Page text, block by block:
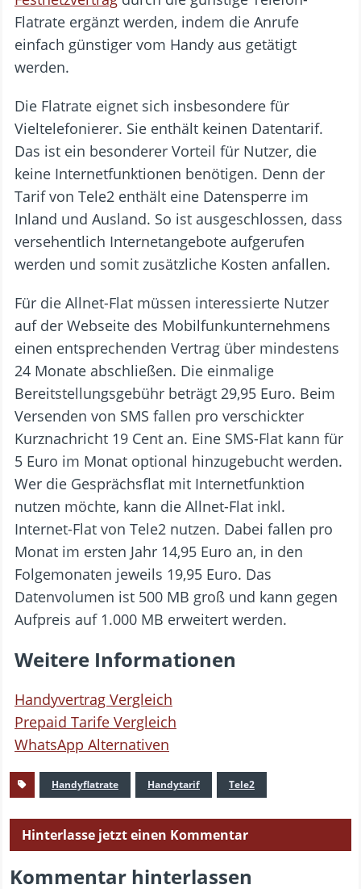
Flatrate ergänzt werden, indem die Anrufe
einfach günstiger vom Handy aus getätigt
werden.
Die Flatrate eignet sich insbesondere für
Vieltelefonierer. Sie enthält keinen Datentarif.
Das ist ein besonderer Vorteil für Nutzer, die
keine Internetfunktionen benötigen. Denn der
Tarif von Tele2 enthält eine Datensperre im
Inland und Ausland. So ist ausgeschlossen, dass
versehentlich Internetangebote aufgerufen
werden und somit zusätzliche Kosten anfallen.
Für die Allnet-Flat müssen interessierte Nutzer
auf der Webseite des Mobilfunkunternehmens
einen entsprechenden Vertrag über mindestens
24 Monate abschließen. Die einmalige
Bereitstellungsgebühr beträgt 29,95 Euro. Beim
Versenden von SMS fallen pro verschickter
Kurznachricht 19 Cent an. Eine SMS-Flat kann für
5 Euro im Monat optional hinzugebucht werden.
Wer die Gesprächsflat mit Internetfunktion
nutzen möchte, kann die Allnet-Flat inkl.
Internet-Flat von Tele2 nutzen. Dabei fallen pro
Monat im ersten Jahr 14,95 Euro an, in den
Folgemonaten jeweils 19,95 Euro. Das
Datenvolumen ist 500 MB groß und kann gegen
Aufpreis auf 1.000 MB erweitert werden.
Weitere Informationen
Handyvertrag Vergleich
Prepaid Tarife Vergleich
WhatsApp Alternativen
Handyflatrate Handytarif Tele2
Hinterlasse jetzt einen Kommentar
Kommentar hinterlassen